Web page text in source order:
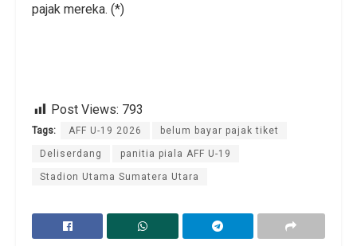
pajak mereka. (*)
Post Views: 793
Tags: AFF U-19 2026 belum bayar pajak tiket
Deliserdang panitia piala AFF U-19
Stadion Utama Sumatera Utara